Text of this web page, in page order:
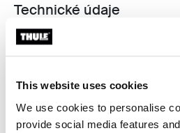
This website uses cookies
We use cookies to personalise
provide social media features
Toggle techspec
Technické údaje
Toggle guides and instructions
Návod
Recenze